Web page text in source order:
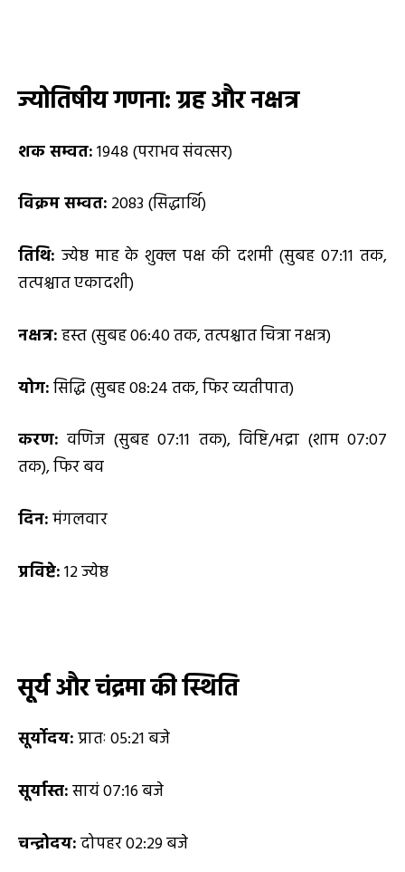
ज्योतिषीय गणना: ग्रह और नक्षत्र
शक सम्वत:1948 (पराभव संवत्सर)
विक्रम सम्वत: 2083 (सिद्धार्थि)
तिथि: ज्येष्ठ माह के शुक्ल पक्ष की दशमी (सुबह 07:11 तक,
तत्पश्चात एकादशी)
नक्षत्र:हस्त (सुबह 06:40 तक, तत्पश्चात चित्रा नक्षत्र)
योग:सिद्धि (सुबह 08:24 तक, फिर व्यतीपात)
करण: वणिज (सुबह 07:11 तक), विष्टि/भद्रा (शाम 07:07
तक), फिर बव
दिन:मंगलवार
प्रविष्टे:12 ज्येष्ठ
सूर्य और चंद्रमा की स्थिति
सूर्योदय:प्रातः 05:21 बजे
सूर्यास्त:सायं 07:16 बजे
चन्द्रोदय:दोपहर 02:29 बजे